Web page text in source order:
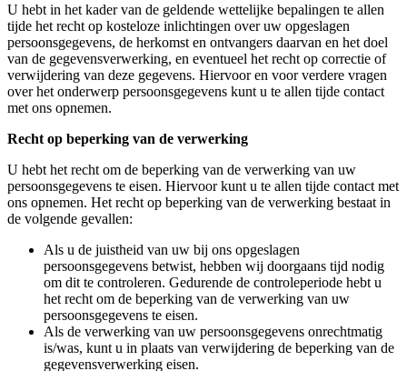
U hebt in het kader van de geldende wettelijke bepalingen te allen
tijde het recht op kosteloze inlichtingen over uw opgeslagen
persoonsgegevens, de herkomst en ontvangers daarvan en het doel
van de gegevensverwerking, en eventueel het recht op correctie of
verwijdering van deze gegevens. Hiervoor en voor verdere vragen
over het onderwerp persoonsgegevens kunt u te allen tijde contact
met ons opnemen.
Recht op beperking van de verwerking
U hebt het recht om de beperking van de verwerking van uw
persoonsgegevens te eisen. Hiervoor kunt u te allen tijde contact met
ons opnemen. Het recht op beperking van de verwerking bestaat in
de volgende gevallen:
Als u de juistheid van uw bij ons opgeslagen
persoonsgegevens betwist, hebben wij doorgaans tijd nodig
om dit te controleren. Gedurende de controleperiode hebt u
het recht om de beperking van de verwerking van uw
persoonsgegevens te eisen.
Als de verwerking van uw persoonsgegevens onrechtmatig
is/was, kunt u in plaats van verwijdering de beperking van de
gegevensverwerking eisen.